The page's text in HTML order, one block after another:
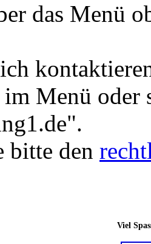
das Menü
Menü oder
bitte den
Viel